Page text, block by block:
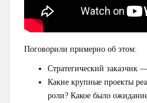
Поговорили примерно об этом:
Стратегический заказчик
Какие крупные проекты
роли? Какое было